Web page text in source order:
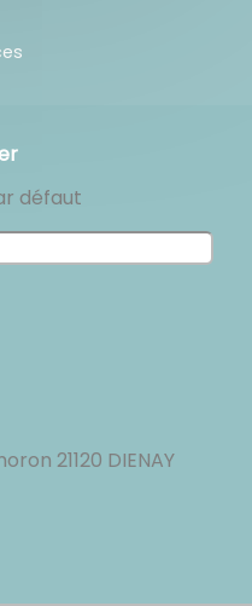
défaut
21120 DIENAY